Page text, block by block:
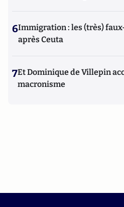
6Immigration : les (très)
après Ceuta
7Et Dominique de Villepin
macronisme